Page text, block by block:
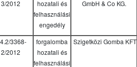
3/2012
hozatali és
felhasználási
engedély
GmbH & Co KG.
3368-
2/2012
forgalomba
hozatali és
felhasználási
Szigetközi Gomba KFT